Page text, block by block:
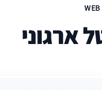
ארגוני